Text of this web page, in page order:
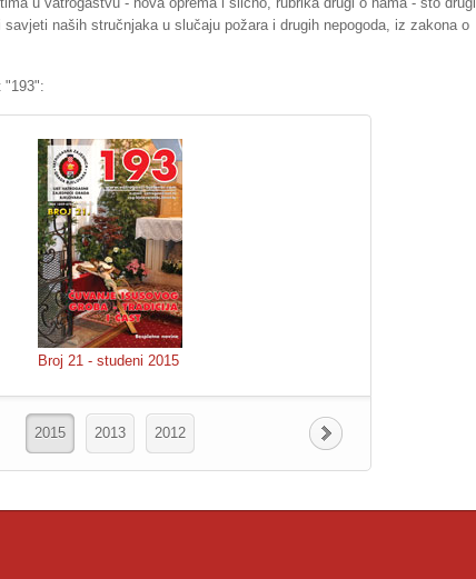
naših stručnjaka u slučaju požara i drugih nepogoda, iz zakona o
"193":
Broj 21 - studeni 2015
2015 2013 2012